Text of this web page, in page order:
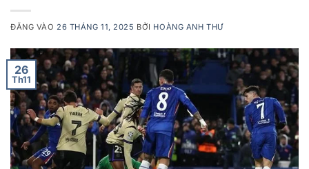
ĐĂNG VÀO26 THÁNG 11, 2025 BỞI HOÀNG ANH THƯ
26
Th11